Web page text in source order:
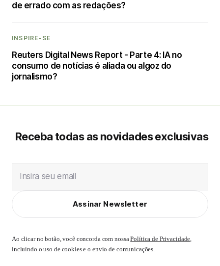
de errado com as redações?
INSPIRE-SE
Reuters Digital News Report - Parte 4: IA no
consumo de notícias é aliada ou algoz do
jornalismo?
Receba todas as novidades exclusivas
Insira seu email
Assinar Newsletter
Ao clicar no botão, você concorda com nossaPolítica de Privacidade,
incluindo o uso de cookies e o envio de comunicações.